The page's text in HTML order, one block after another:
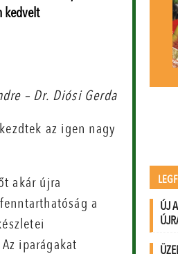
kedvelt
– Dr. Diósi Gerda
az igen nagy
akár újra
a
iparágakat
ÚJ